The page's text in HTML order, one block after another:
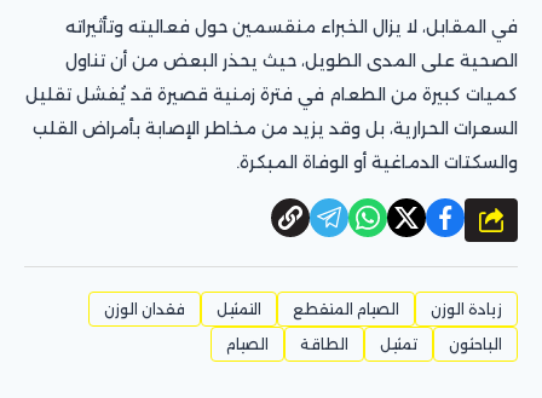
في المقابل، لا يزال الخبراء منقسمين حول فعاليته وتأثيراته
الصحية على المدى الطويل، حيث يحذر البعض من أن تناول
كميات كبيرة من الطعام في فترة زمنية قصيرة قد يُفشل تقليل
السعرات الحرارية، بل وقد يزيد من مخاطر الإصابة بأمراض القلب
والسكتات الدماغية أو الوفاة المبكرة.
شارك
زيادة الوزن الصيام المتقطع التمثيل
فقدان الوزن
الباحثون
تمثيل الطاقة الصيام